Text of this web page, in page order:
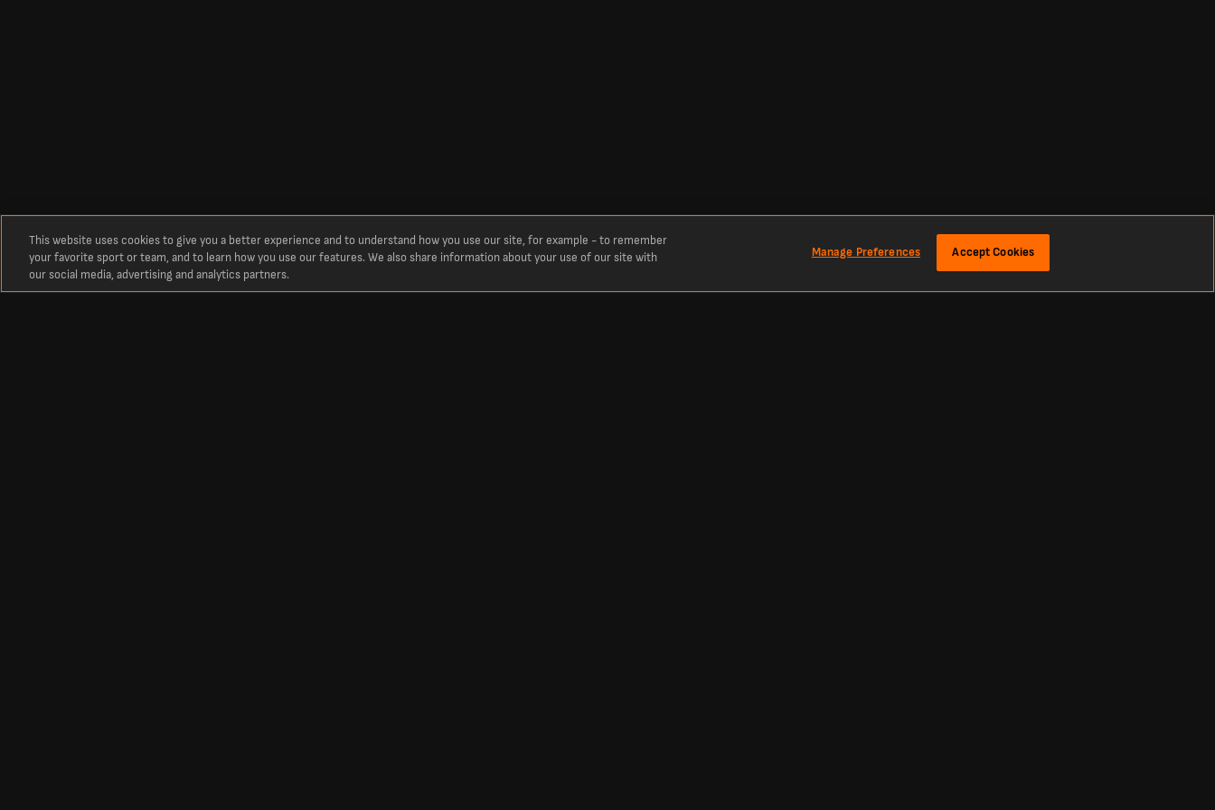
This website uses cookies to give you a better experience and to understand how you use our site, for example - to remember
your favorite sport or team, and to learn how you use our features. We also share information about your use of our site with
our social media, advertising and analytics partners.
Manage Preferences Accept Cookies